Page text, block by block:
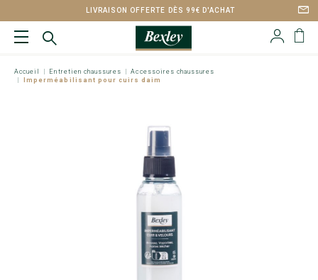
LIVRAISON OFFERTE DÈS 99€ D'ACHAT
Accueil Entretien chaussures
Accessoires chaussures
Imperméabilisant pour cuirs daim